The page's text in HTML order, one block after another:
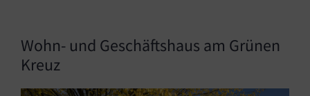
Wohn- und Geschäftshaus am Grünen
Kreuz